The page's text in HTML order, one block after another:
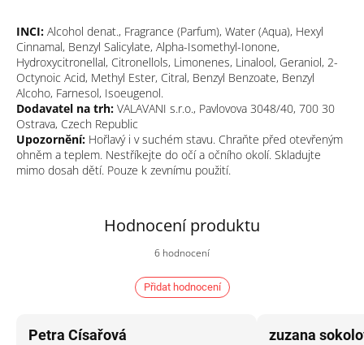
INCI: Alcohol denat., Fragrance (Parfum), Water (Aqua), Hexyl
Cinnamal, Benzyl Salicylate, Alpha-Isomethyl-Ionone,
Hydroxycitronellal, Citronellols, Limonenes, Linalool, Geraniol, 2-
Octynoic Acid, Methyl Ester, Citral, Benzyl Benzoate, Benzyl
Alcoho, Farnesol, Isoeugenol.
Dodavatel na trh: VALAVANI s.r.o., Pavlovova 3048/40, 700 30
Ostrava, Czech Republic
Upozornění: Hořlavý i v suchém stavu. Chraňte před otevřeným
ohněm a teplem. Nestříkejte do očí a očního okolí. Skladujte
mimo dosah dětí. Pouze k zevnímu použití.
Průměrné
produktu
je
4,8
6 hodnocení
Přidat hodnocení
Petra Císařová zuzana